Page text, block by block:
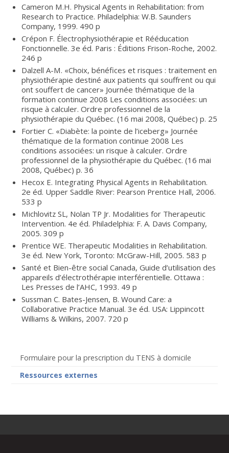
Formulaire pour la prescription du TENS à domicile
Ressources externes
Cameron M.H. Physical Agents in Rehabilitation: from
Research to Practice. Philadelphia: W.B. Saunders
Company, 1999. 490 p
Crépon F. Électrophysiothérapie et Rééducation
Fonctionnelle. 3e éd. Paris : Éditions Frison-Roche, 2002.
246 p
Dalzell A-M. «Choix, bénéfices et risques : traitement en
physiothérapie destiné aux patients qui souffrent ou qui
ont souffert de cancer» Journée thématique de la
formation continue 2008 Les conditions associées: un
risque à calculer. Ordre professionnel de la
physiothérapie du Québec. (16 mai 2008, Québec) p. 25
Fortier C. «Diabète: la pointe de l’iceberg» Journée
thématique de la formation continue 2008 Les
conditions associées: un risque à calculer. Ordre
professionnel de la physiothérapie du Québec. (16 mai
2008, Québec) p. 36
Hecox E. Integrating Physical Agents in Rehabilitation.
2e éd. Upper Saddle River: Pearson Prentice Hall, 2006.
533 p
Michlovitz SL, Nolan TP Jr. Modalities for Therapeutic
Intervention. 4e éd. Philadelphia: F. A. Davis Company,
2005. 309 p
Prentice WE. Therapeutic Modalities in Rehabilitation.
3e éd. New York, Toronto: McGraw-Hill, 2005. 583 p
Santé et Bien-être social Canada, Guide d’utilisation des
appareils d’électrothérapie interférentielle. Ottawa :
Les Presses de l’AHC, 1993. 49 p
Sussman C. Bates-Jensen, B. Wound Care: a
Collaborative Practice Manual. 3e éd. USA: Lippincott
Williams & Wilkins, 2007. 720 p